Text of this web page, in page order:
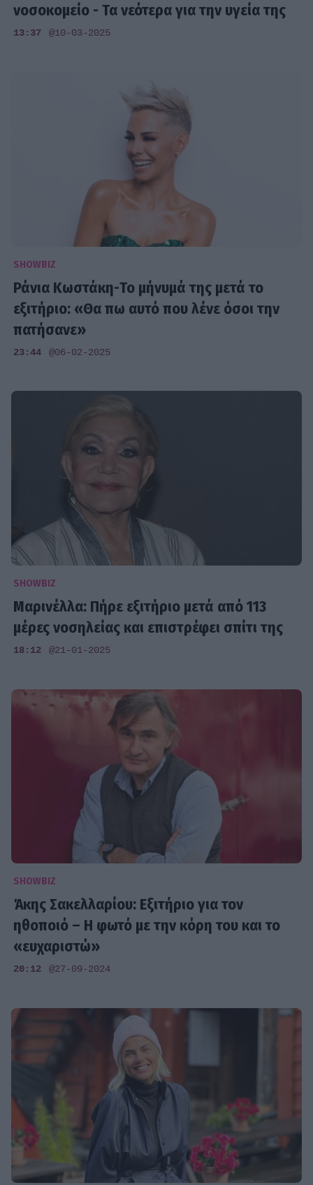
νοσοκομείο - Τα νεότερα για την υγεία της
13:37 @10-03-2025
SHOWBIZ
Ράνια Κωστάκη-Το μήνυμά της μετά το
εξιτήριο: «Θα πω αυτό που λένε όσοι την
πατήσανε»
23:44 @06-02-2025
SHOWBIZ
Μαρινέλλα: Πήρε εξιτήριο μετά από 113
μέρες νοσηλείας και επιστρέφει σπίτι της
18:12 @21-01-2025
SHOWBIZ
Άκης Σακελλαρίου: Εξιτήριο για τον
ηθοποιό – Η φωτό με την κόρη του και το
«ευχαριστώ»
20:12 @27-09-2024